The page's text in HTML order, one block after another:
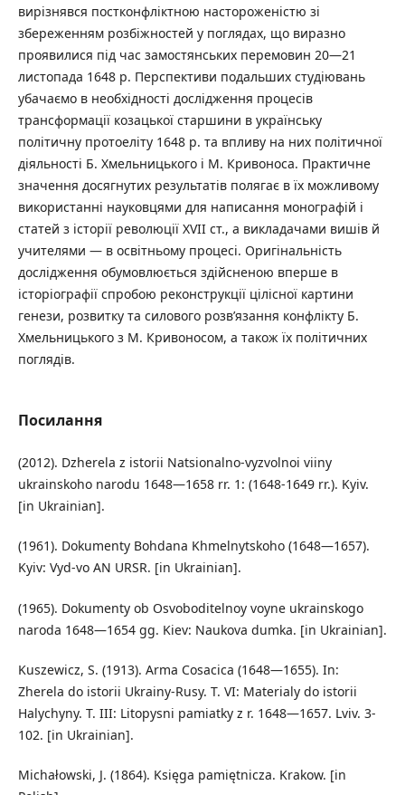
вирізнявся постконфліктною настороженістю зі
збереженням розбіжностей у поглядах, що виразно
проявилися під час замостянських перемовин 20—21
листопада 1648 р. Перспективи подальших студіювань
убачаємо в необхідності дослідження процесів
трансформації козацької старшини в українську
політичну протоеліту 1648 р. та впливу на них політичної
діяльності Б. Хмельницького і М. Кривоноса. Практичне
значення досягнутих результатів полягає в їх можливому
використанні науковцями для написання монографій і
статей з історії революції XVII ст., а викладачами вишів й
учителями — в освітньому процесі. Оригінальність
дослідження обумовлюється здійсненою вперше в
історіографії спробою реконструкції цілісної картини
генези, розвитку та силового розв’язання конфлікту Б.
Хмельницького з М. Кривоносом, а також їх політичних
поглядів.
Посилання
(2012). Dzherela z istorii Natsionalno-vyzvolnoi viiny
ukrainskoho narodu 1648—1658 rr. 1: (1648-1649 rr.). Kyiv.
[in Ukrainian].
(1961). Dokumenty Bohdana Khmelnytskoho (1648—1657).
Kyiv: Vyd-vo AN URSR. [in Ukrainian].
(1965). Dokumenty ob Osvoboditelnoy voyne ukrainskogo
naroda 1648—1654 gg. Kiev: Naukova dumka. [in Ukrainian].
Kuszewicz, S. (1913). Arma Cosacica (1648—1655). In:
Zherela do istorii Ukrainy-Rusy. T. VI: Materialy do istorii
Halychyny. T. III: Litopysni pamiatky z r. 1648—1657. Lviv. 3-
102. [in Ukrainian].
Michałowski, J. (1864). Księga pamiętnicza. Krakow. [in